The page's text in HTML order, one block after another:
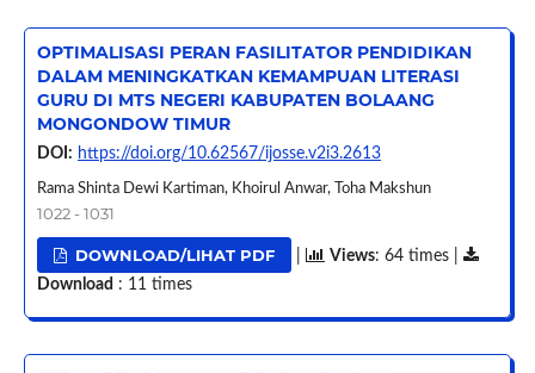
OPTIMALISASI PERAN FASILITATOR PENDIDIKAN
DALAM MENINGKATKAN KEMAMPUAN LITERASI
GURU DI MTS NEGERI KABUPATEN BOLAANG
MONGONDOW TIMUR
DOI: https://doi.org/10.62567/ijosse.v2i3.2613
Rama Shinta Dewi Kartiman, Khoirul Anwar, Toha Makshun
1022 - 1031
DOWNLOAD/LIHAT PDF Views: 64 times |
Download : 11 times